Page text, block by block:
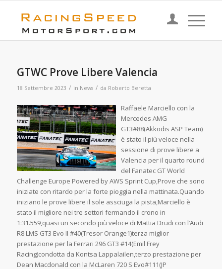
GTWC Prove Libere Valencia
18 Settembre 2023 / in News / da Roberto Beretta
Raffaele Marciello con la
Mercedes AMG
GT3#88(Akkodis ASP Team)
è stato il più veloce nella
sessione di prove libere a
Valencia per il quarto round
del Fanatec GT World
Challenge Europe Powered by AWS Sprint Cup,Prove che sono
iniziate con ritardo per la forte pioggia nella mattinata.Quando
iniziano le prove libere il sole assciuga la pista,Marciello è
stato il migliore nei tre settori fermando il crono in
1:31.559,quasi un secondo più veloce di Mattia Drudi con l’Audi
R8 LMS GT3 Evo II #40(Tresor Orange1)terza miglior
prestazione per la Ferrari 296 GT3 #14(Emil Frey
Racing)condotta da Kontsa Lappalailen,terzo prestazione per
Dean Macdonald con la McLaren 720 S Evo#111(JP